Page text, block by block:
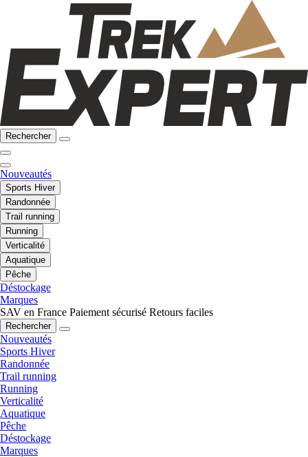
Rechercher
Nouveautés
Sports Hiver
Randonnée
Trail running
Running
Verticalité
Aquatique
Pêche
Déstockage
Marques
SAV en France Paiement sécurisé Retours faciles
Rechercher
Nouveautés
Sports Hiver
Randonnée
Trail running
Running
Verticalité
Aquatique
Pêche
Déstockage
Marques